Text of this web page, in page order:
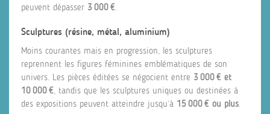
peuvent dépasser 3 000 €.
Sculptures (résine, métal, aluminium)
Moins courantes mais en progression, les sculptures
reprennent les figures féminines emblématiques de son
univers. Les pièces éditées se négocient entre 3 000 € et
10 000 €, tandis que les sculptures uniques ou destinées à
des expositions peuvent atteindre jusqu’à 15 000 € ou plus.